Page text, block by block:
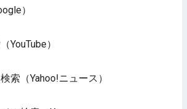
）
YouTube）
索（Yahoo!ニュース）